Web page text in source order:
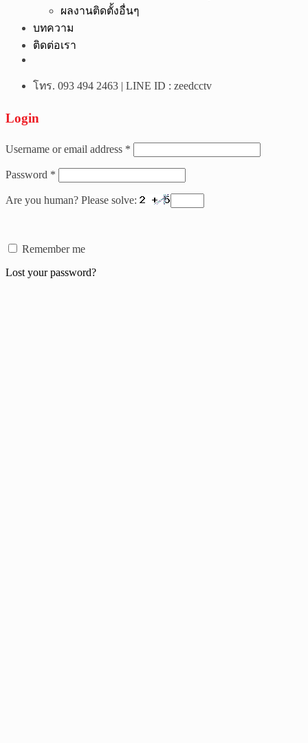
ผลงานติดตั้งอื่นๆ
บทความ
ติดต่อเรา
โทร. 093 494 2463 | LINE ID : zeedcctv
Login
Username or email address *
Password *
Are you human? Please solve:
Remember me
Lost your password?